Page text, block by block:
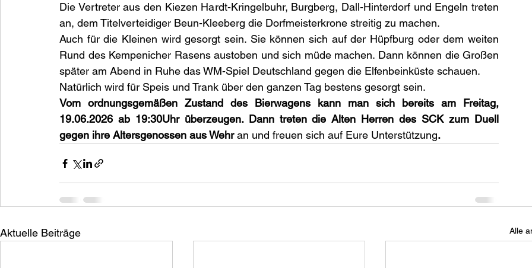
Die Vertreter aus den Kiezen Hardt-Kringelbuhr, Burgberg, Dall-Hinterdorf und Engeln treten
an, dem Titelverteidiger Beun-Kleeberg die Dorfmeisterkrone streitig zu machen.
Auch für die Kleinen wird gesorgt sein. Sie können sich auf der Hüpfburg oder dem weiten
Rund des Kempenicher Rasens austoben und sich müde machen. Dann können die Großen
später am Abend in Ruhe das WM-Spiel Deutschland gegen die Elfenbeinküste schauen.
Natürlich wird für Speis und Trank über den ganzen Tag bestens gesorgt sein.
Vom ordnungsgemäßen Zustand des Bierwagens kann man sich bereits am Freitag,
19.06.2026 ab 19:30Uhr überzeugen. Dann treten die Alten Herren des SCK zum Duell
gegen ihre Altersgenossen aus Wehr an und freuen sich auf Eure Unterstützung.
Aktuelle Beiträge Alle